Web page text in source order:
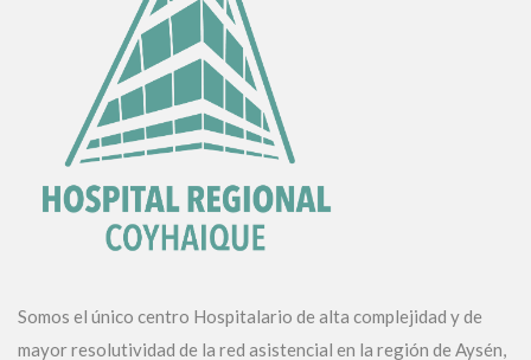
Somos el único centro Hospitalario de alta complejidad y de
mayor resolutividad de la red asistencial en la región de Aysén,